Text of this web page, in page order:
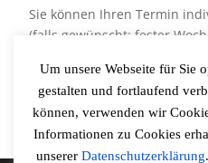
Sie können Ihren Termin
(falls gewünscht: fester
Sie können sich anmelden
paul@vcr.de oder anrufen:
9564 9871
Um unsere Webseite für Sie
gestalten und fortlaufend
können, verwenden wir
Informationen zu Cookies
unserer Datenschutzerklärung